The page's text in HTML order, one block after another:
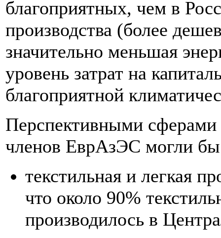
благоприятных, чем в
производства (более
значительно меньшая
уровень затрат на
благоприятной
Перспективными сферами
членов ЕврАзЭС могли
текстильная и легкая
что около 90%
производилось в